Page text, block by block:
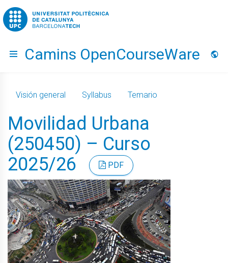
Go to upc.edu
Hide menu
Camins OpenCourseWare
Visión general Syllabus Temario
Movilidad Urbana
(250450) – Curso
2025/26
PDF